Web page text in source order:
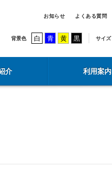
お知らせ よくある質問
背景色 白 青 黄 黒 サイズ
介 利用案内